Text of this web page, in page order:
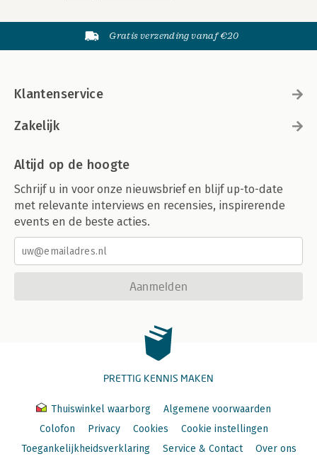
Gratis verzending vanaf €20
Klantenservice
Zakelijk
Altijd op de hoogte
Schrijf u in voor onze nieuwsbrief en blijf up-to-date
met relevante interviews en recensies, inspirerende
events en de beste acties.
Aanmelden
PRETTIG KENNIS MAKEN
Thuiswinkel waarborg
Algemene voorwaarden
Colofon
Privacy Cookies
Cookie instellingen
Toegankelijkheidsverklaring
Service & Contact Over ons